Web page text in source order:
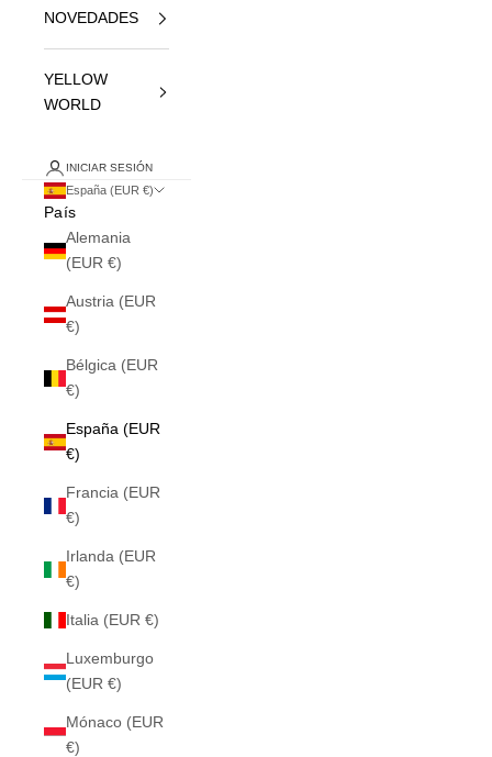
NOVEDADES
YELLOW
WORLD
INICIAR SESIÓN
España (EUR €)
País
Alemania
(EUR €)
Austria (EUR
€)
Bélgica (EUR
€)
España (EUR
€)
Francia (EUR
€)
Irlanda (EUR
€)
Italia (EUR €)
Luxemburgo
(EUR €)
Mónaco (EUR
€)